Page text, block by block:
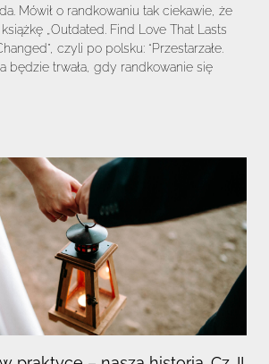
Mówił o randkowaniu tak ciekawie, że
„Outdated. Find Love That Lasts
czyli po polsku: “Przestarzałe.
będzie trwała, gdy randkowanie się